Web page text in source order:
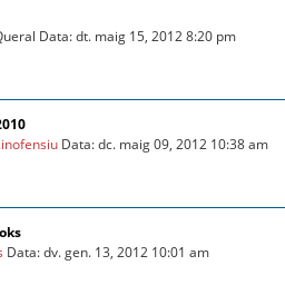
Data: dt. maig 15, 2012 8:20 pm
Data: dc. maig 09, 2012 10:38 am
Data: dv. gen. 13, 2012 10:01 am